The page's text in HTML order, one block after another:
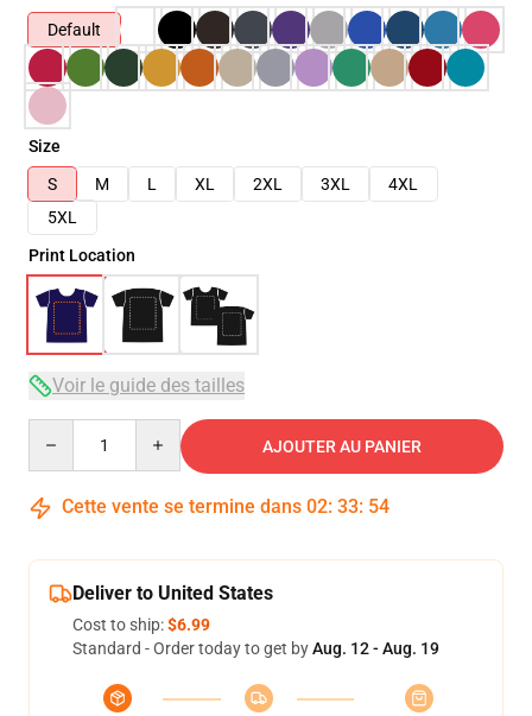
Default
Size
S
M L XL 2XL 3XL
4XL
5XL
Print Location
Voir le guide des tailles
AJOUTER AU PANIER
Cette vente se termine dans 02: 33: 54
Deliver to United States
Cost to ship:$6.99
Standard - Order today to get byAug. 12 - Aug. 19